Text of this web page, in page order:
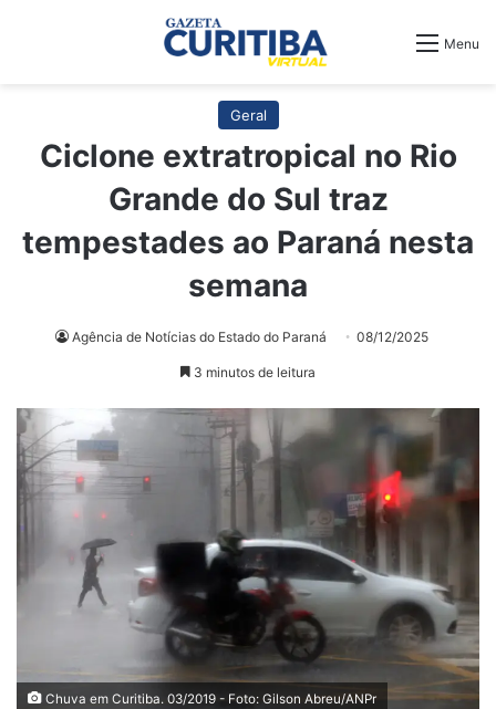
Menu
Geral
Ciclone extratropical no Rio
Grande do Sul traz
tempestades ao Paraná nesta
semana
Agência de Notícias do Estado do Paraná 08/12/2025
3 minutos de leitura
Chuva em Curitiba. 03/2019 - Foto: Gilson Abreu/ANPr